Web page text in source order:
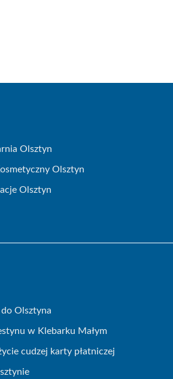
Olsztyn
Olsztyn
Olsztyn
Olsztyna
w Klebarku Małym
cudzej karty płatniczej